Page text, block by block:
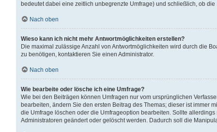
bedeutet dabei eine zeitlich unbegrenzte Umfrage) und schließlich, ob
Nach oben
Wieso kann ich nicht mehr Antwortmöglichkeiten erstellen?
Die maximal zulässige Anzahl von Antwortmöglichkeiten wird durch die
zu benötigen, kontaktieren Sie einen Administrator.
Nach oben
Wie bearbeite oder lösche ich eine Umfrage?
Wie bei den Beiträgen können Umfragen nur vom ursprünglichen
bearbeiten, ändern Sie den ersten Beitrag des Themas; dieser ist immer
die Umfrage löschen oder die Umfrageoption bearbeiten. Sollte
Administratoren geändert oder gelöscht werden. Dadurch soll die